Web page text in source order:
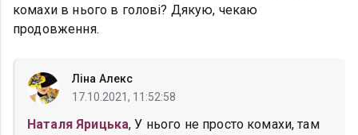
комахи в нього в голові? Дякую, чекаю
продовження.
Ліна Алекс
17.10.2021, 11:52:58
Наталя Ярицька, У нього не просто комахи, там